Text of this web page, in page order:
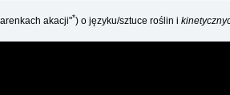
akacji"*) o języku/sztuce roślin i